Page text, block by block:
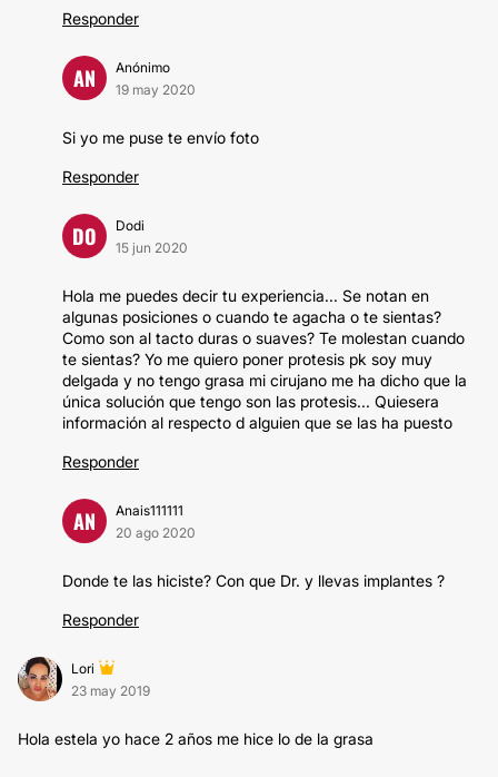
Responder
AN
Anónimo
19 may 2020
Si yo me puse te envío foto
Responder
DO
Dodi
15 jun 2020
Hola me puedes decir tu experiencia... Se notan en
algunas posiciones o cuando te agacha o te sientas?
Como son al tacto duras o suaves? Te molestan cuando
te sientas? Yo me quiero poner protesis pk soy muy
delgada y no tengo grasa mi cirujano me ha dicho que la
única solución que tengo son las protesis... Quiesera
información al respecto d alguien que se las ha puesto
Responder
AN
Anais111111
20 ago 2020
Donde te las hiciste? Con que Dr. y llevas implantes ?
Responder
Lori
23 may 2019
Hola estela yo hace 2 años me hice lo de la grasa